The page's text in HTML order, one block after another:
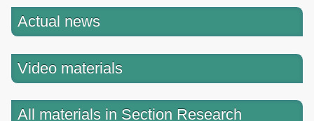
Actual news
Video materials
All materials in Section Research